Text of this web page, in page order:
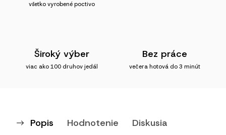
všetko vyrobené poctivo
Široký výber
viac ako 100 druhov jedál
Bez práce
večera hotová do 3 minút
Popis Hodnotenie Diskusia